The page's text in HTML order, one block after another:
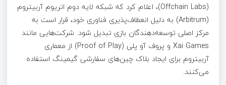
(Offchain Labs)، اعلام کرد که شبکه لایه دوم اتریوم آربیتروم
(Arbitrum) به دلیل انعطاف‌پذیری فناوری خود، قرار است به
مرکز اصلی توسعه‌دهندگان بازی تبدیل شود. شرکت‌هایی مانند
Xai Games و پروف آو پلی (Proof of Play) از معماری
آربیتروم برای ایجاد بلاک چین‌های سفارشی گیمینگ استفاده
می‌کنند.